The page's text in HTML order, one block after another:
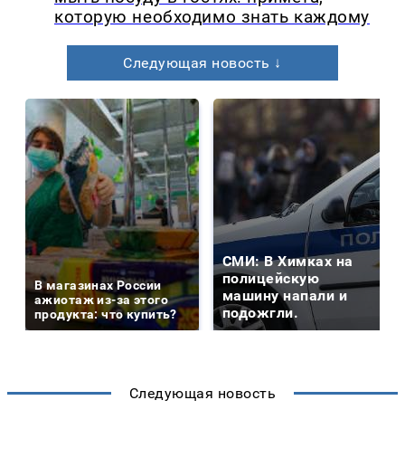
которую необходимо знать каждому
Следующая новость ↓
В магазинах России
ажиотаж из-за этого
продукта: что купить?
СМИ: В Химках на
полицейскую
машину напали и
подожгли.
Следующая новость